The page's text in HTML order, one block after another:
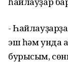
-
эш һәм унда
бурысым,